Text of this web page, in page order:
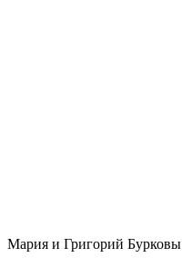
Мария и Григорий Бурковы